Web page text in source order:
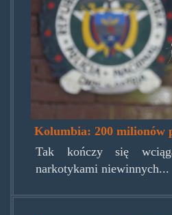
Kolumbia: 200 milionów
Tak kończy się
narkotykami niewinnych...